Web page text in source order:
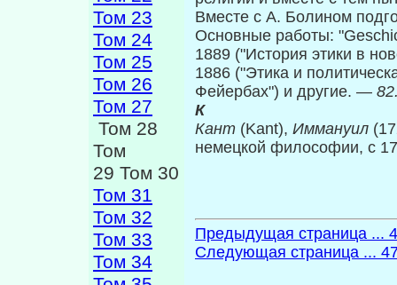
Том 23
Том 24
Том 25
Том 26
Том 27
Том 28
Том
29 Том 30
Том 31
Том 32
Том 33
Том 34
Вместе с А. Болином
Основные работы:
1889 ("История этики в
1886 ("Этика и
Фейербах") и другие. —
К
Кант (Kant), Иммануил
немецкой философии, с
Предыдущая страница ...
Следующая страница ...